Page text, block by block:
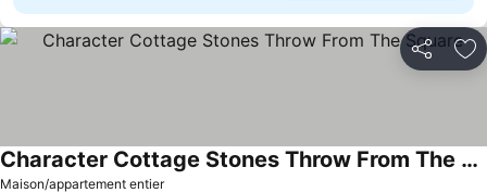
Partager
Maison/appartement entier
Character Cottage Stones Throw From The Square